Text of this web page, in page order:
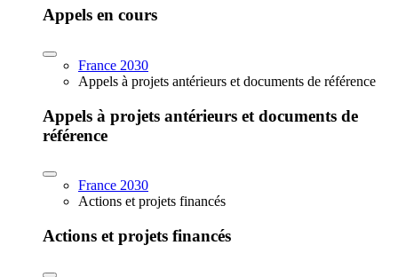
Appels en cours
France 2030
Appels à projets antérieurs et documents de référence
Appels à projets antérieurs et documents de
référence
France 2030
Actions et projets financés
Actions et projets financés